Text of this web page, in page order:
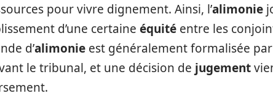
pour vivre dignement. Ainsi, l’alimonie
d’une certaine équité entre les
d’alimonie est généralement formalisée par
le tribunal, et une décision de jugement